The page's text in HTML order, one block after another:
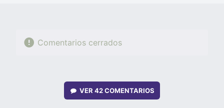
Comentarios cerrados
VER 42 COMENTARIOS